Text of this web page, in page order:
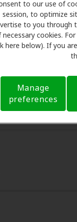
to our use of
session, to optimize
to you through
necessary cookies.
here below). If you
Manage
preferences
Care se asocia
descuentos
su consulta en
sus gastos
de atención
el seguro y con